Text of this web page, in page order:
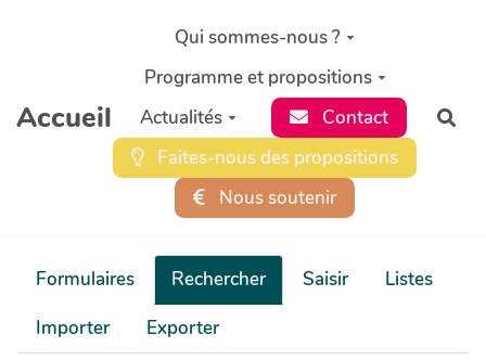
Aller au contenu principal
Accueil
Qui sommes-nous ?
Programme et propositions
Actualités
Contact
Faites-nous des propositions
Nous soutenir
Formulaires Rechercher Saisir
Listes
Importer
Exporter